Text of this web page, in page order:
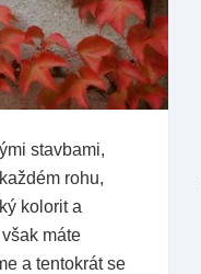
stavbami,
rohu,
kolorit a
máte
a tentokrát se